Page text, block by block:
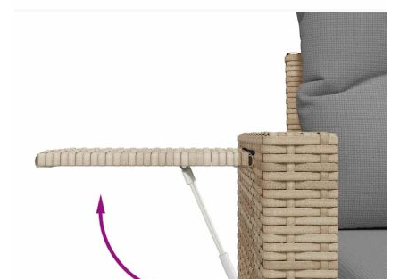
Материал: PE ратан, прахово боядисана
Размери: 62 x 62 x 69 см (Ш x Д x В)
Размери на седалката: 55 x 55 cм (Ш x Д)
Височина на седалката от земята (без
възглавницата): 37 см
Модул с подлакътници:
Цвят: Бежов